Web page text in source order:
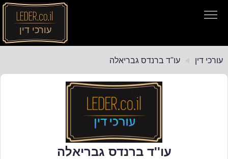
עורכי דין
עורכי דין
עורכי דין עו''ד ברנדס גבריאלה
עו''ד ברנדס גבריאלה